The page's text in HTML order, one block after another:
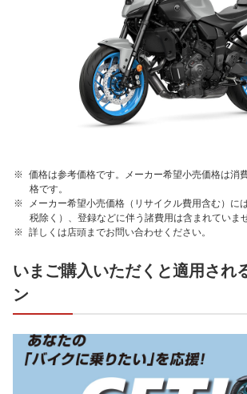
価格は参考価格です。メーカー希望小売価格は消
格です。
メーカー希望小売価格（リサイクル費用含む）に
税除く）、登録などに伴う諸費用は含まれていませ
詳しくは店頭までお問い合わせください。
いまご購入いただくと適用され
ン